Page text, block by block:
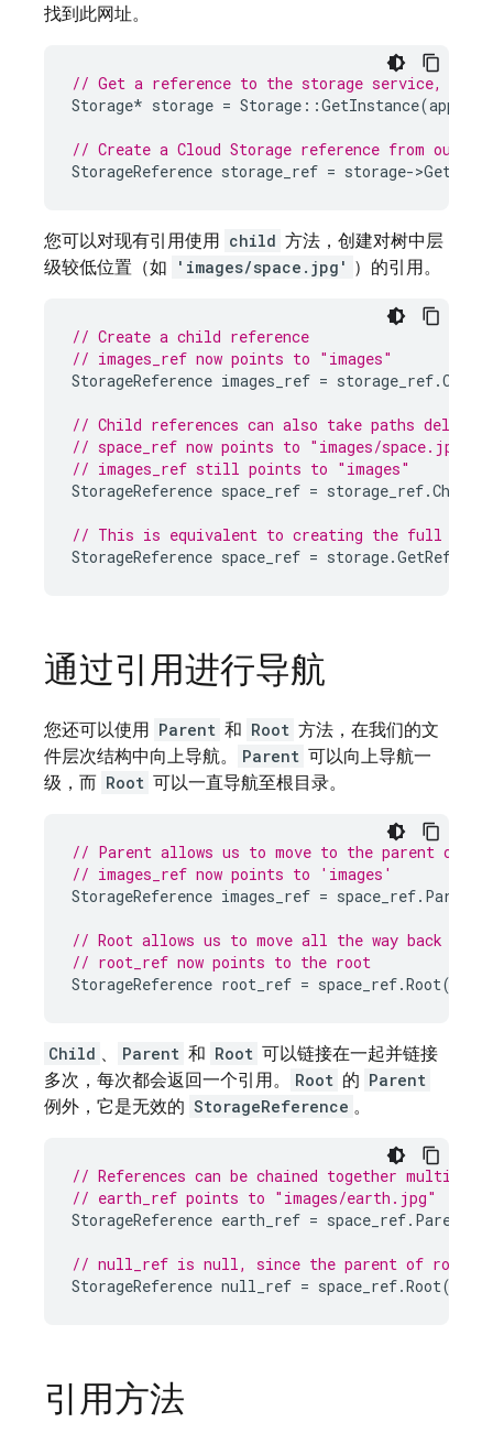
找到此网址。
// Get a reference to the storage service,
Storage* storage = Storage ::GetInstance(app
// Create a Cloud Storage reference from our
StorageReference storage_ref = storage->
您可以对现有引用使用 child 方法，创建对树中层
级较低位置（如
'images/space.jpg' ）的引用。
// Create a child reference
// images_ref now points to "images"
StorageReference images_ref = storage_ref.Child
// Child references can also take paths
// space_ref now points to "images/space.jpg"
// images_ref still points to "images"
StorageReference space_ref = storage_ref.Child
// This is equivalent to creating the full
StorageReference space_ref = storage.
通过引用进行导航
您还可以使用 Parent 和 Root 方法，在我们的文
件层次结构中向上导航。
Parent 可以向上导航一
级，而 Root 可以一直导航至根目录。
// Parent allows us to move to the parent of a
// images_ref now points to 'images'
StorageReference images_ref = space_ref. Parent
// Root allows us to move all the way back to
// root_ref now points to the root
StorageReference root_ref = space_ref.Root();
Child 、 Parent 和 Root 可以链接在一起并链接
多次，每次都会返回一个引用。
Root 的 Parent
例外，它是无效的 StorageReference 。
// References can be chained together multiple
// earth_ref points to "images/earth.jpg"
StorageReference earth_ref = space_ref. Parent
// null_ref is null, since the parent of root is
StorageReference null_ref = space_ref.Root().
引用方法